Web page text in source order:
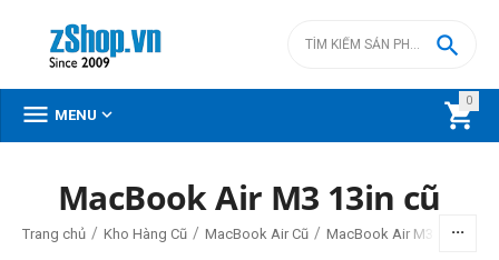
0


 MENU 
MacBook Air M3 13in cũ
Trang chủ / Kho Hàng Cũ / MacBook Air Cũ / MacBook Air M3 cũ /